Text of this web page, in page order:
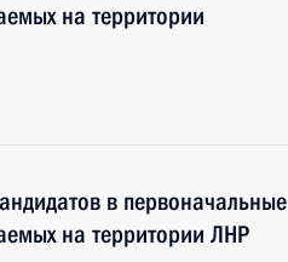
на территории
в первоначальные
на территории ЛНР